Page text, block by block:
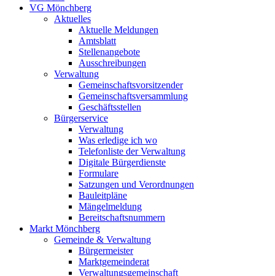
VG Mönchberg
Aktuelles
Aktuelle Meldungen
Amtsblatt
Stellenangebote
Ausschreibungen
Verwaltung
Gemeinschaftsvorsitzender
Gemeinschaftsversammlung
Geschäftsstellen
Bürgerservice
Verwaltung
Was erledige ich wo
Telefonliste der Verwaltung
Digitale Bürgerdienste
Formulare
Satzungen und Verordnungen
Bauleitpläne
Mängelmeldung
Bereitschaftsnummern
Markt Mönchberg
Gemeinde & Verwaltung
Bürgermeister
Marktgemeinderat
Verwaltungsgemeinschaft